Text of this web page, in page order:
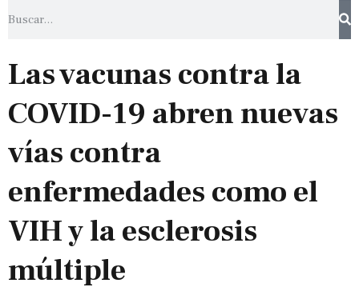
Las vacunas contra la
COVID-19 abren nuevas
vías contra
enfermedades como el
VIH y la esclerosis
múltiple